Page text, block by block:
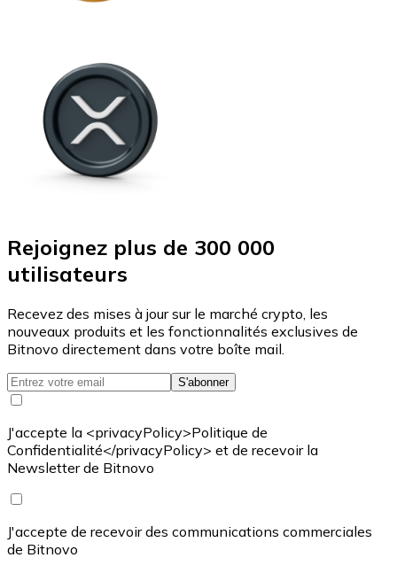
Rejoignez plus de 300 000
utilisateurs
Recevez des mises à jour sur le marché crypto, les
nouveaux produits et les fonctionnalités exclusives de
Bitnovo directement dans votre boîte mail.
S'abonner
J'accepte la <privacyPolicy>Politique de
Confidentialité</privacyPolicy> et de recevoir la
Newsletter de Bitnovo
J'accepte de recevoir des communications commerciales
de Bitnovo